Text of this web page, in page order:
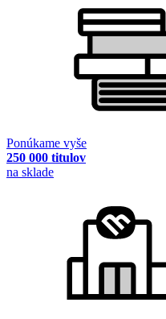
Ponúkame vyše
250 000 titulov
na sklade